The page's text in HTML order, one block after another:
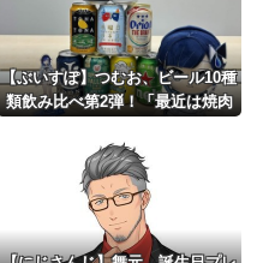
【ぶいすぽ】つむお、ビール10種
類飲み比べ第2弾！「最近は焼肉
き」